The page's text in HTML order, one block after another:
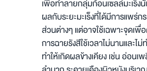
เพื่อทำลายกลุ่มก้อนเซลล์มะเร็ง
ผลกับระยะมะเร็งที่ได้มีการแพร่ก
ส่วนต่างๆแต่อาจใช้เฉพาะจุดเ
การฉายรังสีใช้เวลาไม่นานและไ
ทำให้เกิดผลข้างเคียง เช่น อ่อน